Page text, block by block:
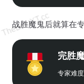
战胜魔鬼后就算在
完胜
专家难